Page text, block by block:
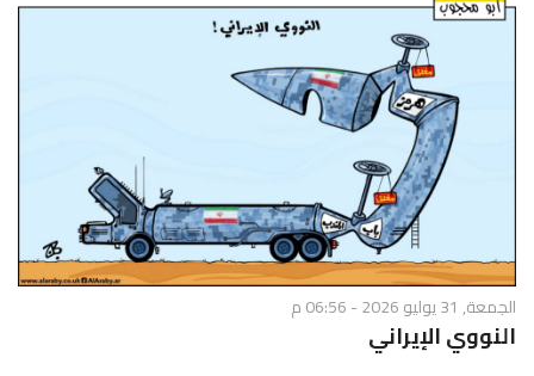
الجمعة, 31 يوليو 2026 - 06:56 م
النووي الإيراني